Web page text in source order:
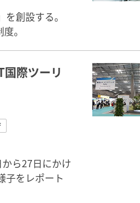
創設する。
。
際ツーリ
ら27日にかけ
子をレポート